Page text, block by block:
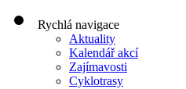
Rychlá navigace
Aktuality
Kalendář akcí
Zajímavosti
Cyklotrasy